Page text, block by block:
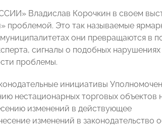
Владислав Корочкин в своем
проблемой. Это так называемые
они превращаются в
сигналы о подобных нарушениях
проблемы.
инициативы
нестационарных торговых объектов
изменений в действующее
изменений в законодательство